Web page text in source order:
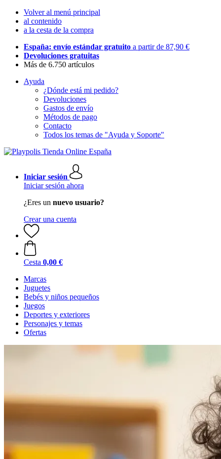
Volver al menú principal
al contenido
a la cesta de la compra
España: envío estándar gratuito a partir de 87,90 €
Devoluciones gratuitas
Más de 6.750 artículos
Ayuda
¿Dónde está mi pedido?
Devoluciones
Gastos de envío
Métodos de pago
Contacto
Todos los temas de "Ayuda y Soporte"
Iniciar sesión
Iniciar sesión ahora
¿Eres un nuevo usuario?
Crear una cuenta
Cesta 0,00 €
Marcas
Juguetes
Bebés y niños pequeños
Juegos
Deportes y exteriores
Personajes y temas
Ofertas